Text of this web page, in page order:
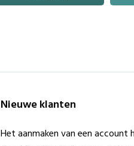
Nieuwe klanten
Het aanmaken van een account